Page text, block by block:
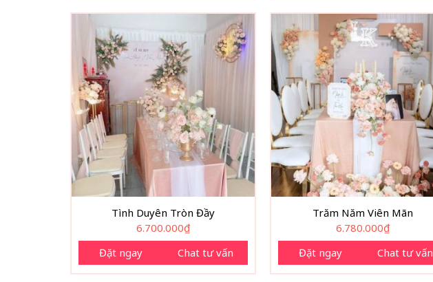
Tình Duyên Tròn Đầy
6.700.000₫
Đặt ngay
Chat tư vấn
Trăm Năm Viên Mãn
6.780.000₫
Đặt ngay
Chat tư vấn